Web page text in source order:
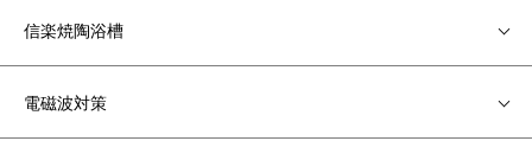
信楽焼陶浴槽
電磁波対策